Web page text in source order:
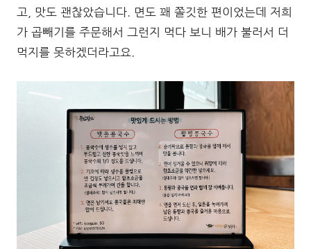
고, 맛도 괜찮았습니다. 면도 꽤 쫄깃한 편이었는데 저희
가 곱빼기를 주문해서 그런지 먹다 보니 배가 불러서 더
먹지를 못하겠더라고요.